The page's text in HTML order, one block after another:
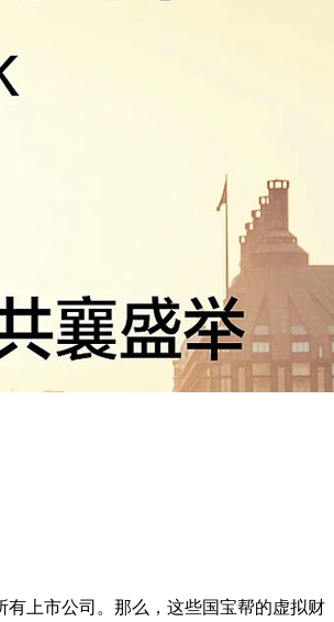
有上市公司。那么，这些国宝帮的虚拟财